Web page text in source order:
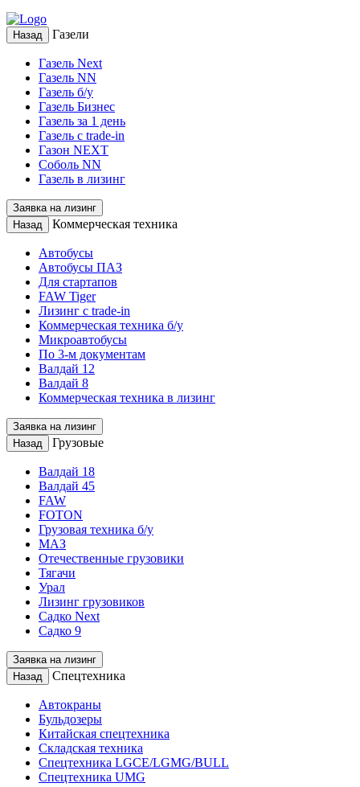
Назад Газели
Газель Next
Газель NN
Газель б/у
Газель Бизнес
Газель за 1 день
Газель с trade-in
Газон NEXT
Соболь NN
Газель в лизинг
Заявка на лизинг
Назад
Коммерческая техника
Автобусы
Автобусы ПАЗ
Для стартапов
FAW Tiger
Лизинг с trade-in
Коммерческая техника б/у
Микроавтобусы
По 3-м документам
Валдай 12
Валдай 8
Коммерческая техника в лизинг
Заявка на лизинг
Назад
Грузовые
Валдай 18
Валдай 45
FAW
FOTON
Грузовая техника б/у
МАЗ
Отечественные грузовики
Тягачи
Урал
Лизинг грузовиков
Садко Next
Садко 9
Заявка на лизинг
Назад
Спецтехника
Автокраны
Бульдозеры
Китайская спецтехника
Складская техника
Спецтехника LGCE/LGMG/BULL
Спецтехника UMG